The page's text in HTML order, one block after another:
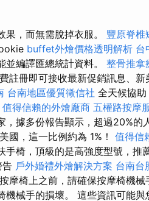
果，而無需脫掉衣服。 豐原脊椎
buffet外燴價格透明解析 台
並編譯匯總統計資料。 整骨推拿
註冊即可接收最新促銷訊息、新
台南地區優質徵信社 全天候協
值得信賴的外燴廠商 五權路按摩
，據多份報告顯示，超過20%的
國，這一比例約為 1%！ 值得信
手椅，頂級的是高強度型號，推
告 戶外婚禮外燴解決方案 台南台
摩椅上之前，請確保按摩椅機
機械手的損壞。 這些資訊可能